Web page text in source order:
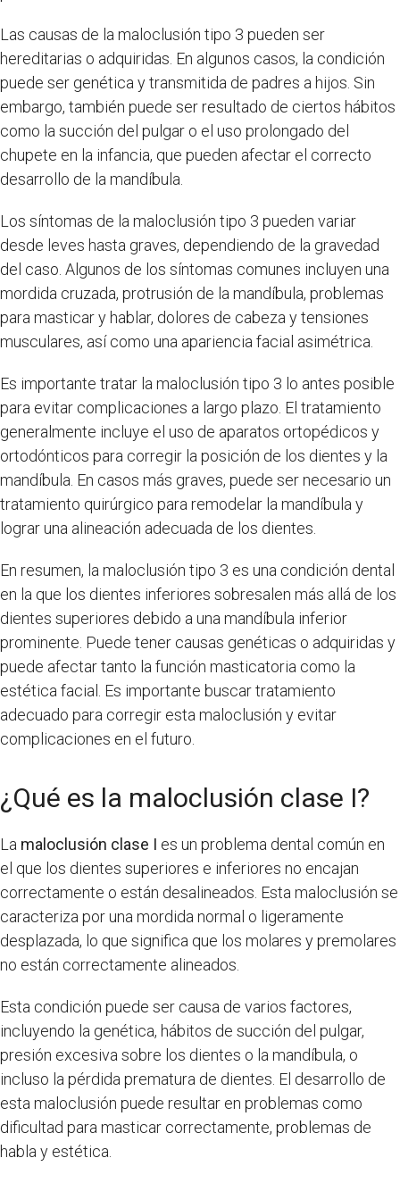
Las causas de la maloclusión tipo 3 pueden ser
hereditarias o adquiridas. En algunos casos, la condición
puede ser genética y transmitida de padres a hijos. Sin
embargo, también puede ser resultado de ciertos hábitos
como la succión del pulgar o el uso prolongado del
chupete en la infancia, que pueden afectar el correcto
desarrollo de la mandíbula.
Los síntomas de la maloclusión tipo 3 pueden variar
desde leves hasta graves, dependiendo de la gravedad
del caso. Algunos de los síntomas comunes incluyen una
mordida cruzada, protrusión de la mandíbula, problemas
para masticar y hablar, dolores de cabeza y tensiones
musculares, así como una apariencia facial asimétrica.
Es importante tratar la maloclusión tipo 3 lo antes posible
para evitar complicaciones a largo plazo. El tratamiento
generalmente incluye el uso de aparatos ortopédicos y
ortodónticos para corregir la posición de los dientes y la
mandíbula. En casos más graves, puede ser necesario un
tratamiento quirúrgico para remodelar la mandíbula y
lograr una alineación adecuada de los dientes.
En resumen, la maloclusión tipo 3 es una condición dental
en la que los dientes inferiores sobresalen más allá de los
dientes superiores debido a una mandíbula inferior
prominente. Puede tener causas genéticas o adquiridas y
puede afectar tanto la función masticatoria como la
estética facial. Es importante buscar tratamiento
adecuado para corregir esta maloclusión y evitar
complicaciones en el futuro.
¿Qué es la maloclusión clase I?
La maloclusión clase I es un problema dental común en
el que los dientes superiores e inferiores no encajan
correctamente o están desalineados. Esta maloclusión se
caracteriza por una mordida normal o ligeramente
desplazada, lo que significa que los molares y premolares
no están correctamente alineados.
Esta condición puede ser causa de varios factores,
incluyendo la genética, hábitos de succión del pulgar,
presión excesiva sobre los dientes o la mandíbula, o
incluso la pérdida prematura de dientes. El desarrollo de
esta maloclusión puede resultar en problemas como
dificultad para masticar correctamente, problemas de
habla y estética.